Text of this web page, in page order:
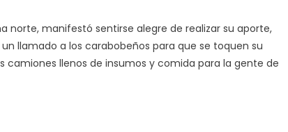
norte, manifestó sentirse alegre de realizar su aporte,
llamado a los carabobeños para que se toquen su
camiones llenos de insumos y comida para la gente de